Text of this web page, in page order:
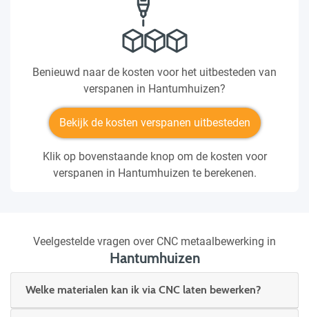
Benieuwd naar de kosten voor het uitbesteden van
verspanen in Hantumhuizen?
Bekijk de kosten verspanen uitbesteden
Klik op bovenstaande knop om de kosten voor
verspanen in Hantumhuizen te berekenen.
Veelgestelde vragen over CNC metaalbewerking in
Hantumhuizen
Welke materialen kan ik via CNC laten bewerken?